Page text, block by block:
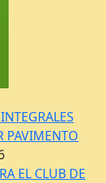
PAVIMENTO
EL CLUB DE